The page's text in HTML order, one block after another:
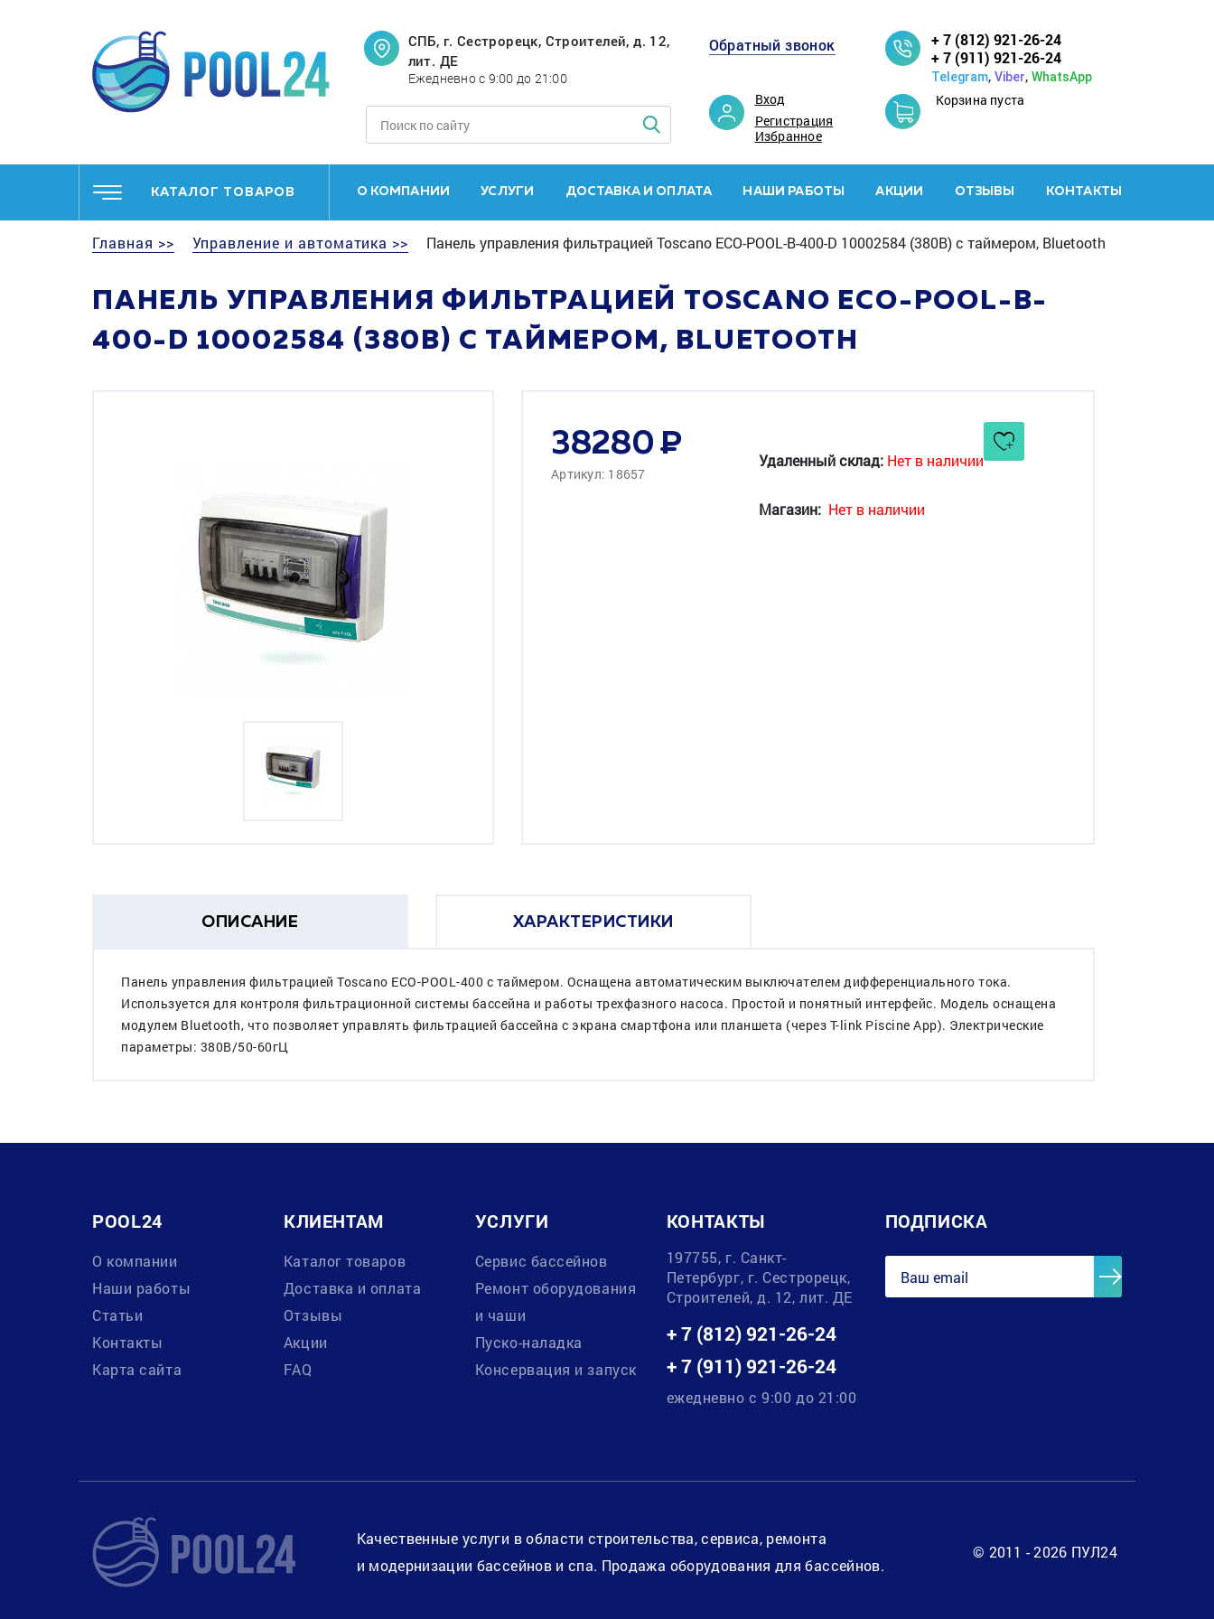
СПБ, г. Сестрорецк, Строителей, д. 12,
лит. ДЕ
Ежедневно с 9:00 до 21:00
Обратный звонок
Вход
Регистрация
Избранное
+ 7 (812) 921-26-24
+ 7 (911) 921-26-24
Telegram, Viber, WhatsApp
Корзина пуста
КАТАЛОГ ТОВАРОВ О КОМПАНИИ УСЛУГИ ДОСТАВКА И ОПЛАТА НАШИ РАБОТЫ АКЦИИ ОТЗЫВЫ КОНТАКТЫ
Главная >> Управление и автоматика >> Панель управления фильтрацией Toscano ECO-POOL-B-400-D 10002584 (380В) с таймером, Bluetooth
ПАНЕЛЬ УПРАВЛЕНИЯ ФИЛЬТРАЦИЕЙ TOSCANO ECO-POOL-B-
400-D 10002584 (380В) С ТАЙМЕРОМ, BLUETOOTH
38280
Артикул: 18657
Удаленный склад: Нет в наличии
Магазин: Нет в наличии
ОПИСАНИЕ ХАРАКТЕРИСТИКИ
Панель управления фильтрацией Toscano ECO-POOL-400 с таймером. Оснащена автоматическим выключателем дифференциального тока.
Используется для контроля фильтрационной системы бассейна и работы трехфазного насоса. Простой и понятный интерфейс. Модель оснащена
модулем Bluetooth, что позволяет управлять фильтрацией бассейна с экрана смартфона или планшета (через T-link Piscine App). Электрические
параметры: 380В/50-60гЦ
POOL24
О компании
Наши работы
Статьи
Контакты
Карта сайта
КЛИЕНТАМ
Каталог товаров
Доставка и оплата
Отзывы
Акции
FAQ
УСЛУГИ
Сервис бассейнов
Ремонт оборудования
и чаши
Пуско-наладка
Консервация и запуск
КОНТАКТЫ
197755, г. Санкт-
Петербург, г. Сестрорецк,
Строителей, д. 12, лит. ДЕ
+ 7 (812) 921-26-24
+ 7 (911) 921-26-24
ежедневно с 9:00 до 21:00
ПОДПИСКА
Качественные услуги в области строительства, сервиса, ремонта
и модернизации бассейнов и спа. Продажа оборудования для бассейнов.
© 2011 - 2026 ПУЛ24